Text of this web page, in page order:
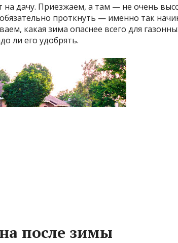
дачу. Приезжаем, а там — не очень
проткнуть — именно так
какая зима опаснее всего для
ли его удобрять.
после зимы